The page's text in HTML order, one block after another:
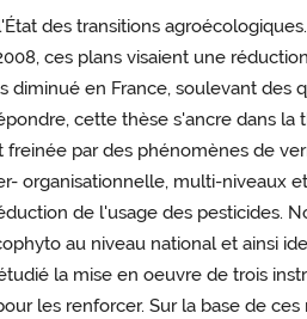
des transitions
ces plans visaient une
en France, soulevant des
cette thèse s'ancre dans la
par des phénomènes de
organisationnelle, multi-niveaux
de l'usage des pesticides.
au niveau national et ainsi
la mise en oeuvre de trois
les renforcer. Sur la base de ces